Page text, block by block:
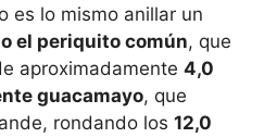
es lo mismo anillar un
el periquito común, que
aproximadamente 4,0
guacamayo, que
rondando los 12,0